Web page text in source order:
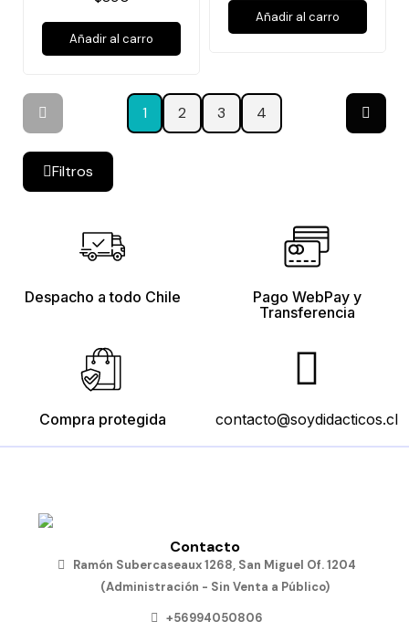
Filtros
Añadir al carro
Añadir al carro
1 2 3 4
Despacho a todo Chile
Pago WebPay y
Transferencia
Compra protegida contacto@soydidacticos.cl
Contacto
Ramón Subercaseaux 1268, San Miguel Of. 1204
(Administración - Sin Venta a Público)
+56994050806